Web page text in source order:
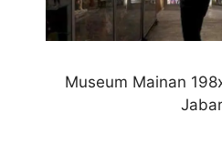
Museum Mainan